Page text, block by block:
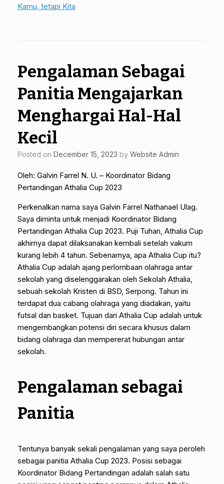
Kamu, tetapi Kita
Pengalaman Sebagai
Panitia Mengajarkan
Menghargai Hal-Hal
Kecil
Posted on December 15, 2023 by Website Admin
Oleh: Galvin Farrel N. U. – Koordinator Bidang
Pertandingan Athalia Cup 2023
Perkenalkan nama saya Galvin Farrel Nathanael Ulag.
Saya diminta untuk menjadi Koordinator Bidang
Pertandingan Athalia Cup 2023. Puji Tuhan, Athalia Cup
akhirnya dapat dilaksanakan kembali setelah vakum
kurang lebih 4 tahun. Sebenarnya, apa Athalia Cup itu?
Athalia Cup adalah ajang perlombaan olahraga antar
sekolah yang diselenggarakan oleh Sekolah Athalia,
sebuah sekolah Kristen di BSD, Serpong. Tahun ini
terdapat dua cabang olahraga yang diadakan, yaitu
futsal dan basket. Tujuan dari Athalia Cup adalah untuk
mengembangkan potensi diri secara khusus dalam
bidang olahraga dan mempererat hubungan antar
sekolah.
Pengalaman sebagai
Panitia
Tentunya banyak sekali pengalaman yang saya peroleh
sebagai panitia Athalia Cup 2023. Posisi sebagai
Koordinator Bidang Pertandingan adalah salah satu